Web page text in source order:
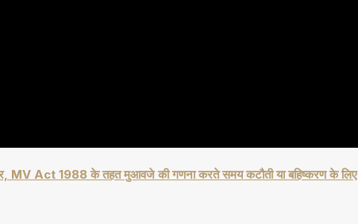
MV Act 1988 के तहत मुआवजे की गणना करते समय कटौती या बहिष्करण के लिए